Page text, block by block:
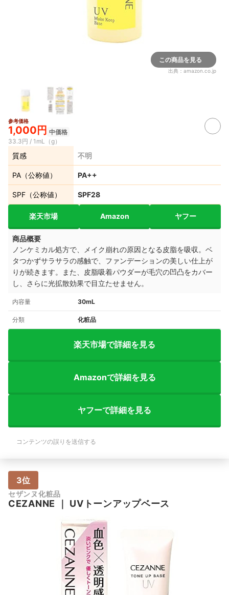
この商品を見る
出典： amazon.co.jp
参考価格
1,000円 中価格
33.3円 / 1mL（g）
質感 不明
PA（公称値） PA++
SPF（公称値） SPF28
楽天市場 Amazon ヤフー
商品概要
ノンケミカル処方で、メイク崩れの原因となる皮脂を吸収。ベ
タつかずサラサラの感触で、ファンデーションの美しい仕上が
りが続きます。また、皮脂吸着パウダーが毛穴の凹凸をカバー
し、さらに光拡散効果で目立たせません。
内容量 30mL
分類 化粧品
楽天市場で詳細を見る
Amazonで詳細を見る
ヤフーで詳細を見る
コンテンツの誤りを送信する
3位
セザンヌ化粧品
CEZANNE UVトーンアップベース